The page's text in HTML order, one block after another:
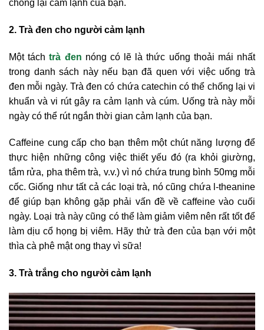
chống lại cảm lạnh của bạn.
2. Trà đen cho người cảm lạnh
Một táchtrà đen nóng có lẽ là thức uống thoải mái nhất
trong danh sách này nếu bạn đã quen với việc uống trà
đen mỗi ngày. Trà đen có chứa catechin có thể chống lại vi
khuẩn và vi rút gây ra cảm lạnh và cúm. Uống trà này mỗi
ngày có thể rút ngắn thời gian cảm lạnh của bạn.
Caffeine cung cấp cho bạn thêm một chút năng lượng để
thực hiện những công việc thiết yếu đó (ra khỏi giường,
tắm rửa, pha thêm trà, v.v.) vì nó chứa trung bình 50mg mỗi
cốc. Giống như tất cả các loại trà, nó cũng chứa l-theanine
để giúp bạn không gặp phải vấn đề về caffeine vào cuối
ngày. Loại trà này cũng có thể làm giảm viêm nên rất tốt để
làm dịu cổ họng bị viêm. Hãy thử trà đen của bạn với một
thìa cà phê mật ong thay vì sữa!
3. Trà trắng cho người cảm lạnh